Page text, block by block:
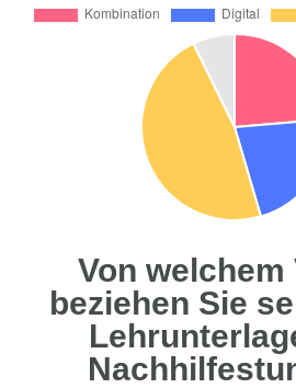
Von welchem
beziehen Sie